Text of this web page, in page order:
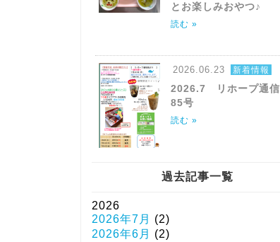
とお楽しみおやつ♪
読む »
2026.06.23 新着情報
2026.7 リホープ通信
85号
読む »
過去記事一覧
2026
2026年7月
(2)
2026年6月
(2)